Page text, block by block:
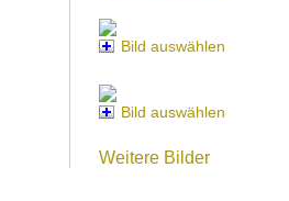
Bild auswählen
Bild auswählen
Weitere Bilder